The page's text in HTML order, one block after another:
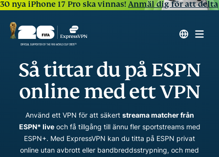
30 nya iPhone 17 Pro ska vinnas!Anmäl dig för att delta
Så tittar du på ESPN
online med ett VPN
Använd ett VPN för att säkert streama matcher från
ESPN* liveoch få tillgång till ännu fler sportstreams med
ESPN+. Med ExpressVPN kan du titta på ESPN privat
online utan avbrott eller bandbreddsstrypning, och med